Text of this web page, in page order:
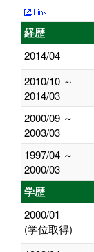
経歴
2014/04
2010/10 ～
2014/03
2000/09 ～
2003/03
1997/04 ～
2000/03
学歴
2000/01
(学位取得)